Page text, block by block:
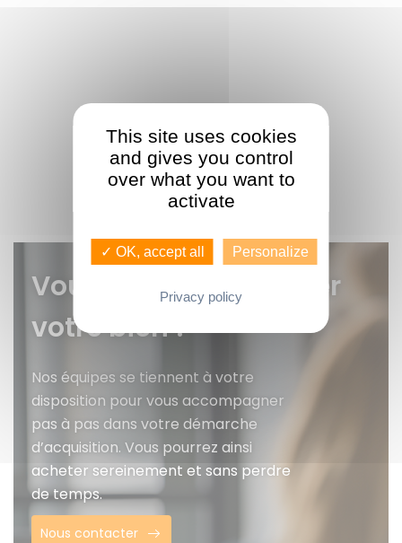
Vous voulez faire gérer
votre bien ?
Nos équipes se tiennent à votre
disposition pour vous accompagner
pas à pas dans votre démarche
d’acquisition. Vous pourrez ainsi
acheter sereinement et sans perdre
de temps.
Nous contacter
This site uses cookies
and gives you control
over what you want to
activate
✓ OK, accept all Personalize
Privacy policy